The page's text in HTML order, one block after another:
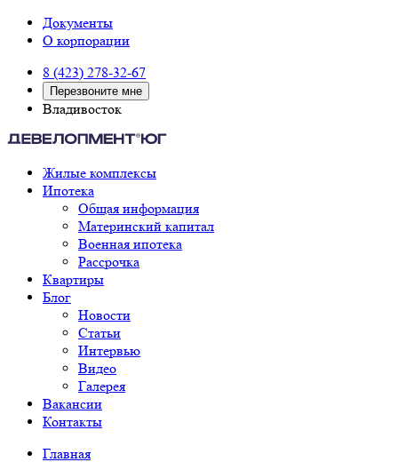
Документы
О корпорации
8 (423) 278-32-67
Перезвоните мне
Владивосток
Жилые комплексы
Ипотека
Общая информация
Материнский капитал
Военная ипотека
Рассрочка
Квартиры
Блог
Новости
Статьи
Интервью
Видео
Галерея
Вакансии
Контакты
Главная